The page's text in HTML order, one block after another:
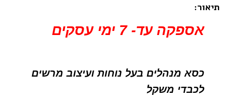
תיאור:
אספקה עד- 7 ימי עסקים
כסא מנהלים בעל נוחות ועיצוב מרשים
לכבדי משקל